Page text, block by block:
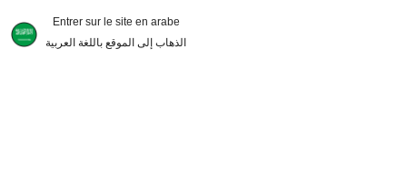
Entrer sur le site en arabe
الذهاب إلى الموقع باللغة العربية